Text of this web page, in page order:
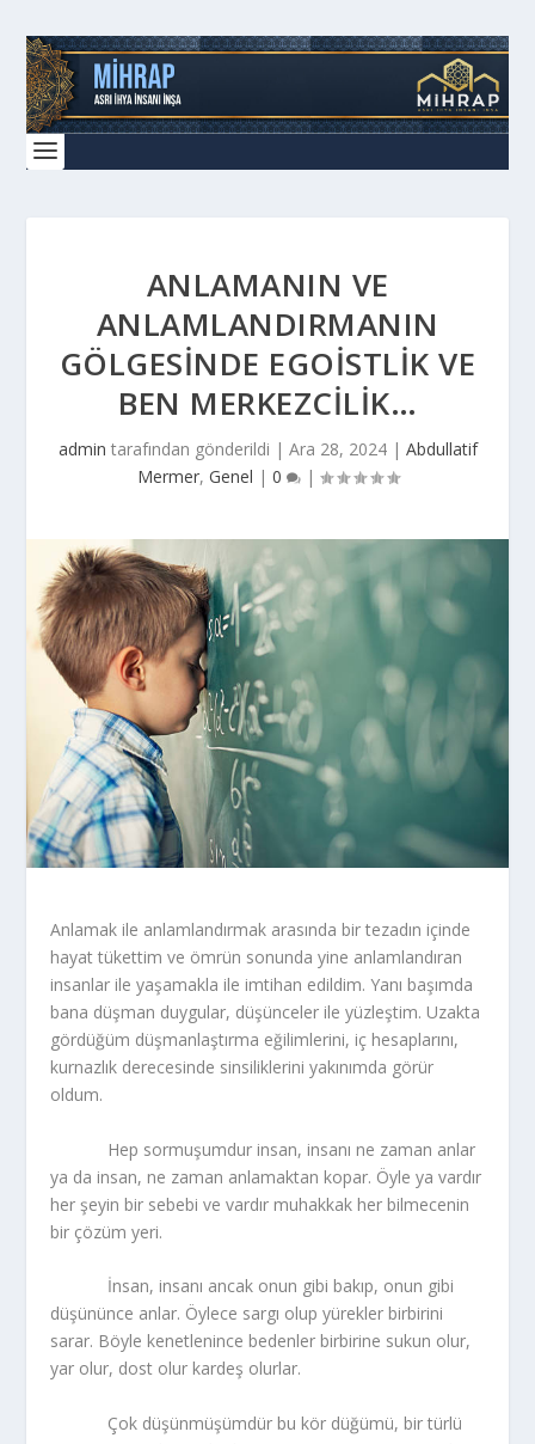
ANLAMANIN VE
ANLAMLANDIRMANIN
GÖLGESINDE EGOISTLIK VE
BEN MERKEZCILIK…
admin tarafından gönderildi | Ara 28, 2024| Abdullatif
Mermer, Genel | 0 |
Anlamak ile anlamlandırmak arasında bir tezadın içinde
hayat tükettim ve ömrün sonunda yine anlamlandıran
insanlar ile yaşamakla ile imtihan edildim. Yanı başımda
bana düşman duygular, düşünceler ile yüzleştim. Uzakta
gördüğüm düşmanlaştırma eğilimlerini, iç hesaplarını,
kurnazlık derecesinde sinsiliklerini yakınımda görür
oldum.
Hep sormuşumdur insan, insanı ne zaman anlar
ya da insan, ne zaman anlamaktan kopar. Öyle ya vardır
her şeyin bir sebebi ve vardır muhakkak her bilmecenin
bir çözüm yeri.
İnsan, insanı ancak onun gibi bakıp, onun gibi
düşününce anlar. Öylece sargı olup yürekler birbirini
sarar. Böyle kenetlenince bedenler birbirine sukun olur,
yar olur, dost olur kardeş olurlar.
Çok düşünmüşümdür bu kör düğümü, bir türlü